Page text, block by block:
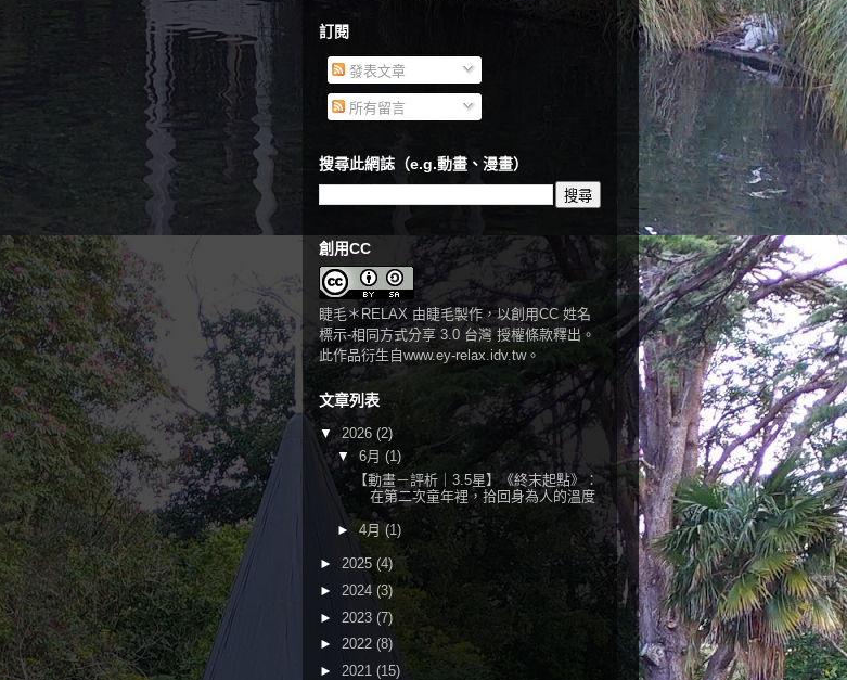
訂閱
發表文章
所有留言
搜尋此網誌（e.g.動畫、漫畫）
創用CC
睫毛＊RELAX 由睫毛製作，以創用CC 姓名
標示-相同方式分享 3.0 台灣 授權條款釋出。
此作品衍生自www.ey-relax.idv.tw。
文章列表
▼ 2026 (2)
▼ 6月 (1)
【動畫－評析｜3.5星】《終末起點》：
在第二次童年裡，拾回身為人的溫度
► 4月(1)
► 2025 (4)
► 2024 (3)
► 2023 (7)
► 2022 (8)
► 2021 (15)